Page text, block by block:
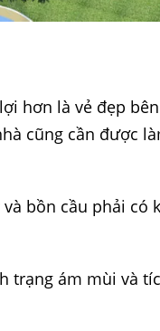
hơn là vẻ đẹp
cũng cần được
bồn cầu phải có
trạng ám mùi và